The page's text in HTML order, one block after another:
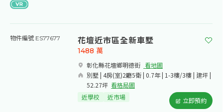
物件編號 ES77677 花壇近市區全新車墅
彰化縣花壇鄉明德街​ 看地圖
別墅 | 4房(室)2廳5衛 | 0.7年 | 1-3樓/3樓 | 建坪 |
52.27坪 看格局圖
1488 萬
近學校 近市場 立即預約